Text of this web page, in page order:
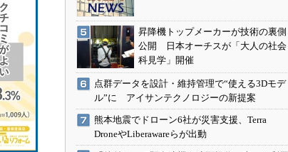
昇降機トップメーカーが技術の裏側
公開 日本オーチスが「大人の社会
科見学」開催
点群データを設計・維持管理で“使える3Dモデ
ル”に アイサンテクノロジーの新提案
熊本地震でドローン6社が災害支援、Terra
DroneやLiberawareらが出動